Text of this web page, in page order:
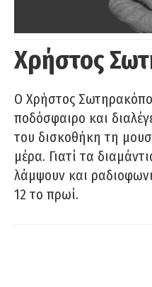
Χρήστος
Ο Χρήστος
ποδόσφαιρο και
του δισκοθήκη τη
μέρα. Γιατί τα
λάμψουν και
12 το πρωί.